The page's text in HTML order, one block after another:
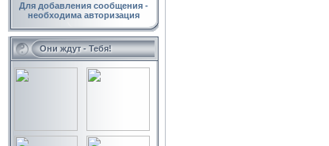
Для добавления сообщения -
необходима авторизация
Они ждут - Тебя!